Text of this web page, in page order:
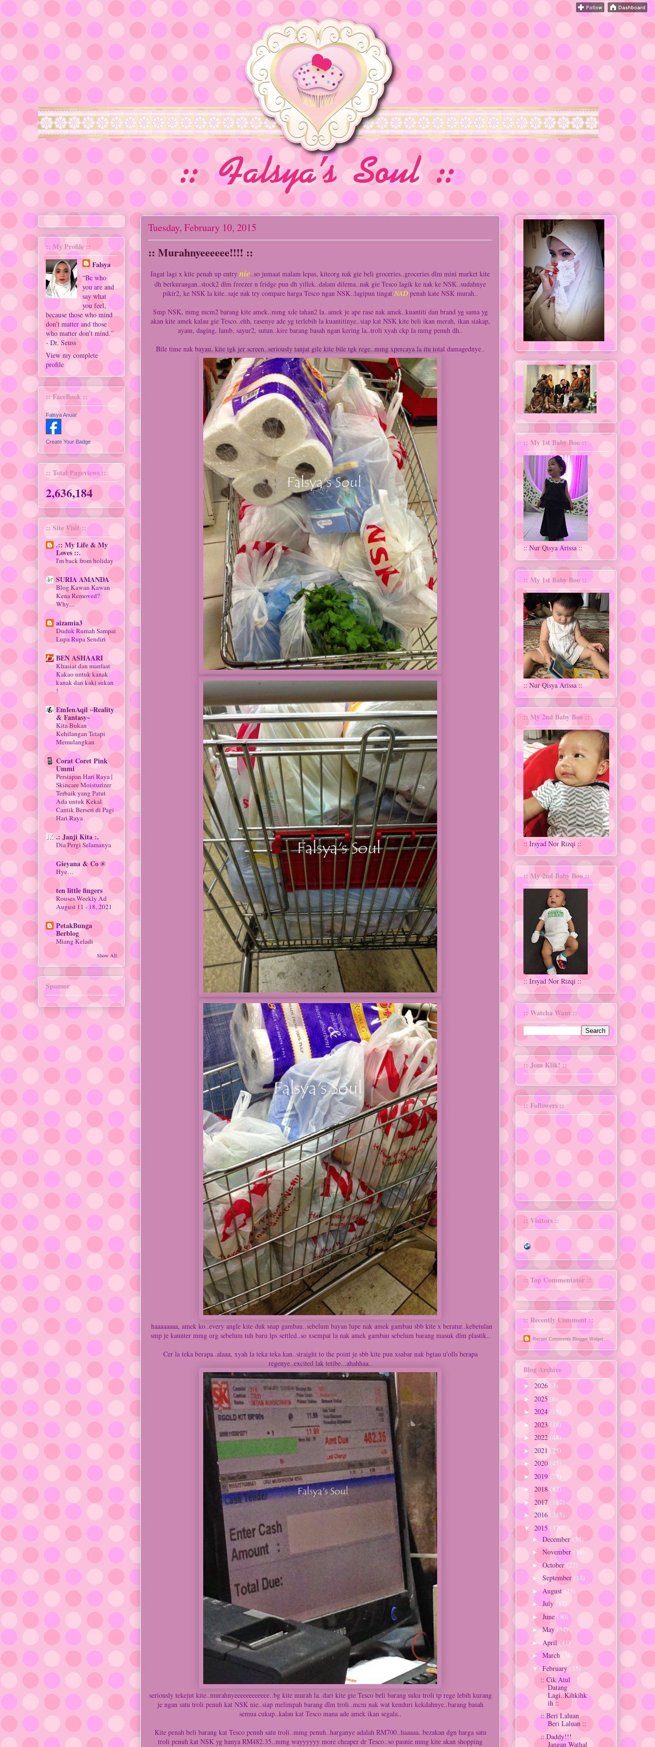
Tuesday, February 10, 2015
:: Murahnyeeeeee!!!! ::
Ingat lagi x kite penah up entry nie..so jumaat malam lepas, kiteorg nak gie beli groceries..groceries dlm mini market kite
dh berkurangan..stock2 dlm freezer n fridge pun dh yillek..dalam dilema..nak gie Tesco lagik ke nak ke NSK..sudahnye
pikir2, ke NSK la kite..saje nak try compare harga Tesco ngan NSK..lagipun tingat NADpenah kate NSK murah..
Smp NSK, mmg mcm2 barang kite amek..mmg xde tahan2 la..amek je ape rase nak amek..kuantiti dan brand yg sama yg
akan kite amek kalau gie Tesco..ehh, rasenye ade yg terlebih la kuantitinye..siap kat NSK kite beli ikan merah, ikan siakap,
ayam, daging, lamb, sayur2, sutun..kire barang basah ngan kering la..troli xyah ckp la mmg penuh dh..
Bile time nak bayau, kite tgk jer screen..seriously tanjat gile kite bile tgk rege..mmg xpercaya la itu total damagednye..
haaaaaaaa, amek ko..every angle kite duk snap gambau..sebelum bayau lupe nak amek gambau sbb kite x beratur..kebetulan
smp je kaunter mmg org sebelum tuh baru lps settled..so xsempat la nak amek gambau sebelum barang masuk dlm plastik..
Cer la teka berapa..alaaa, xyah la teka teka kan..straight to the point je sbb kite pun xsabar nak bgtau u'olls berapa
regenye..excited lak tetibe...ahahhaa..
seriously tekejut kite..murahnyeeeeeeeeeeee..bg kite murah la..dari kite gie Tesco beli barang suku troli tp rege lebih kurang
je ngan satu troli penuh kat NSK nie..siap melimpah barang dlm troli..mcm nak wat kenduri kekdahnye..barang basah
semua cukup..kalau kat Tesco mana ade amek ikan segala..
Kite penah beli barang kat Tesco penuh satu troli..mmg penuh..harganye adalah RM700..haaaaa..bezakan dgn harga satu
troli penuh kat NSK yg hanya RM482.35..mmg wayyyyyy more cheaper dr Tesco..so pasnie mmg kite akan shopping
:: My Profile ::
Falsya
“Be who
you are and
say what
you feel,
because those who mind
don’t matter and those
who matter don’t mind.”
- Dr. Seuss
View my complete
profile
:: FaceBook ::
Falsya Anuar
Create Your Badge
:: Total Pageviews ::
2,636,184
:: Site Visit ::
.:: My Life & My
Loves ::.
I'm back from holiday
SURIA AMANDA
Blog Kawan Kawan
Kena Removed?
Why....
aizamia3
Duduk Rumah Sampai
Lupa Rupa Sendiri
BEN ASHAARI
Khasiat dan manfaat
Kakao untuk kanak
kanak dan kaki sukan
!
EmIenAqil ~Reality
& Fantasy~
Kita Bukan
Kehilangan Tetapi
Memulangkan
Corat Coret Pink
Ummi
Persiapan Hari Raya |
Skincare Moisturizer
Terbaik yang Patut
Ada untuk Kekal
Cantik Berseri di Pagi
Hari Raya
.: Janji Kita :.
Dia Pergi Selamanya
Gieyana & Co ®
Hye…
ten little fingers
Rouses Weekly Ad
August 11 - 18, 2021
PetakBunga
Berblog
Miang Keladi
Show All
Sponsor
:: My 1st Baby Boo ::
:: Nur Qisya Arissa ::
:: My 1st Baby Boo ::
:: Nur Qisya Arissa ::
:: My 2nd Baby Boo ::
:: Irsyad Nor Rizqi ::
:: My 2nd Baby Boo ::
:: Irsyad Nor Rizqi ::
:: Watcha Want ::
:: Jom Klik! ::
:: Followers ::
:: Visitors ::
:: Top Commentator ::
:: Recently Comment ::
Recent Comments Blogger Widget
Blog Archive
► 2026 (3)
► 2025 (6)
► 2024(15)
► 2023(38)
► 2022(48)
► 2021 (25)
► 2020 (45)
► 2019(73)
► 2018(82)
► 2017(187)
► 2016 (245)
▼ 2015(370)
► December (38)
► November (38)
►October(27)
► September (14)
►August (25)
► July (17)
► June(30)
►May (34)
► April(41)
► March (36)
▼February (35)
:: Cik Atul
Datang
Lagi..Kihkihk
ih ::
:: Beri Laluan
Beri Laluan ::
:: Daddy!!!
Jangan Wathal